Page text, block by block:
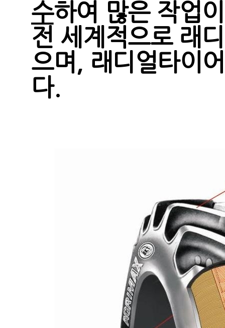
수하여 많은 작업
전 세계적으로 래
으며, 래디얼타이
다.